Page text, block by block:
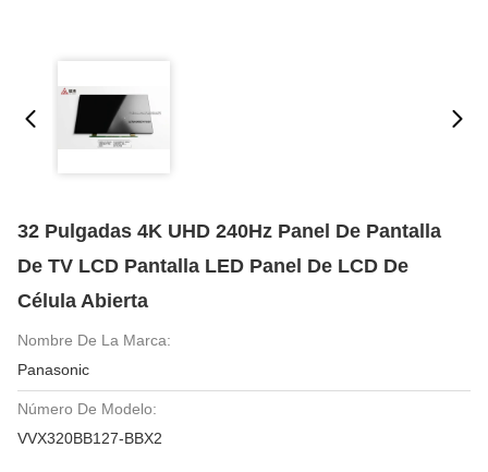
32 Pulgadas 4K UHD 240Hz Panel De Pantalla
De TV LCD Pantalla LED Panel De LCD De
Célula Abierta
Nombre De La Marca:
Panasonic
Número De Modelo:
VVX320BB127-BBX2